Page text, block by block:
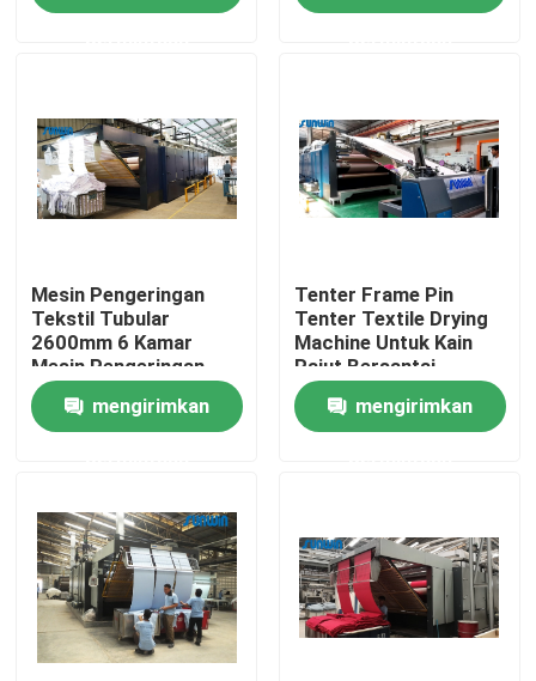
Kontak
Produk
Mesin Stenter Tekstil
Mesin Stenter Udara Panas
Mesin Pengering Tekstil
Mesin Pengaturan Panas Kain
Mesin Finishing Tekstil
Mesin Pengeringan
Tekstil Tubular
2600mm 6 Kamar
Mesin Pengeringan
Kain Multi Pass
mengirimkan
Tenter Frame Pin
Tenter Textile Drying
Machine Untuk Kain
Rajut Bersantai
Pengering 2600mm
mengirimkan